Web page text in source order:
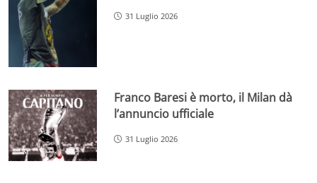
31 Luglio 2026
Franco Baresi è morto, il Milan dà
l’annuncio ufficiale
31 Luglio 2026